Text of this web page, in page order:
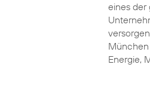
eines der
Energie,